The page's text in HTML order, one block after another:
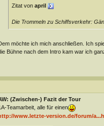
Zitat von april
Die Trommeln zu Schiffsverkehr:
möchte ich mich anschließen. Ich
Bühne nach dem Intro kam war ich
(Zwischen-) Fazit der Tour
Teamarbeit, alle für einen
www.letzte-version.de/forum/